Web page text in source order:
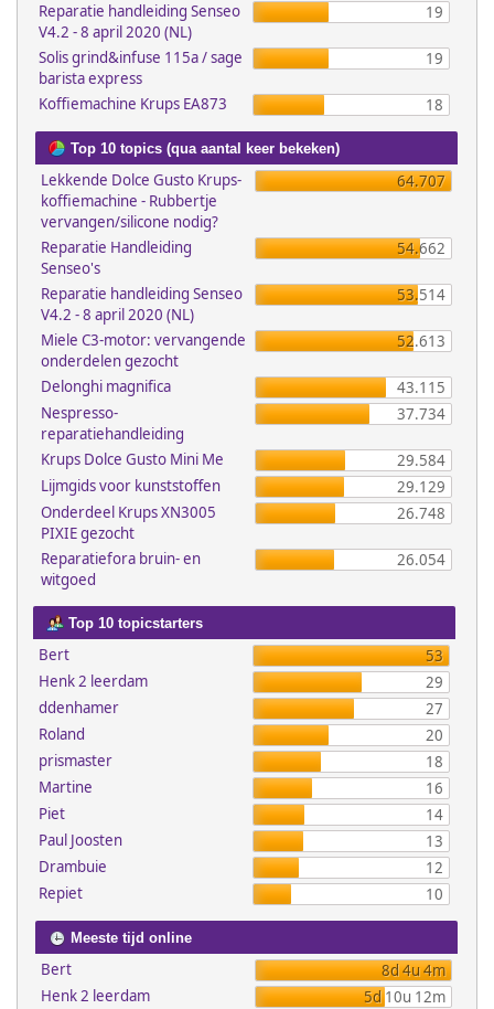
Reparatie handleiding Senseo
V4.2 - 8 april 2020 (NL)
19
Solis grind&infuse 115a / sage
barista express
19
Koffiemachine Krups EA873 18
Top 10 topics (qua aantal keer bekeken)
Lekkende Dolce Gusto Krups-
koffiemachine - Rubbertje
vervangen/silicone nodig?
64.707
Reparatie Handleiding
Senseo's
54.662
Reparatie handleiding Senseo
V4.2 - 8 april 2020 (NL)
53.514
Miele C3-motor: vervangende
onderdelen gezocht
52.613
Delonghi magnifica
43.115
Nespresso-
reparatiehandleiding
37.734
Krups Dolce Gusto Mini Me
29.584
Lijmgids voor kunststoffen
29.129
Onderdeel Krups XN3005
PIXIE gezocht
26.748
Reparatiefora bruin- en
witgoed
26.054
Top 10 topicstarters
Bert
53
Henk 2 leerdam
29
ddenhamer
27
Roland
20
prismaster
18
Martine
16
Piet
14
Paul Joosten
13
Drambuie
12
Repiet
10
Meeste tijd online
Bert
8d 4u 4m
Henk 2 leerdam
5d 10u 12m